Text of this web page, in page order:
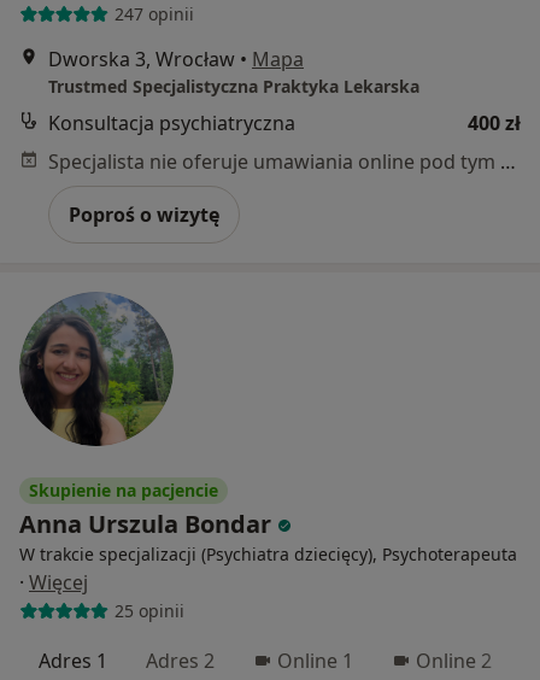
247 opinii
Dworska 3, Wrocław • Mapa
Trustmed Specjalistyczna Praktyka Lekarska
Konsultacja psychiatryczna
400 zł
Specjalista nie oferuje umawiania online pod tym adresem.
Poproś o wizytę
Skupienie na pacjencie
Anna Urszula Bondar
W trakcie specjalizacji (Psychiatra dziecięcy), Psychoterapeuta
· Więcej
25 opinii
Adres 1 Adres 2 Online 1 Online 2